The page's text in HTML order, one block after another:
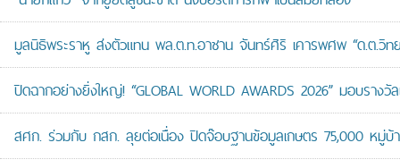
มูลนิธิพระราหู ส่งตัวแทน พล.ต.ท.อาชาน จันทร์ศิริ เคารพศพ “ด.ต.วิท
ปิดฉากอย่างยิ่งใหญ่! “GLOBAL WORLD AWARDS 2026” มอบรา
สศก. ร่วมกับ กสก. ลุยต่อเนื่อง ปิดจ๊อบฐานข้อมูลเกษตร 75,000 หมู่